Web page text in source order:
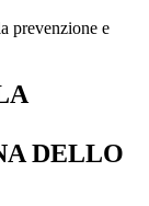
prevenzione e
DELLO